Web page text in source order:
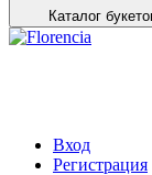
Каталог
Вход
Регистрация